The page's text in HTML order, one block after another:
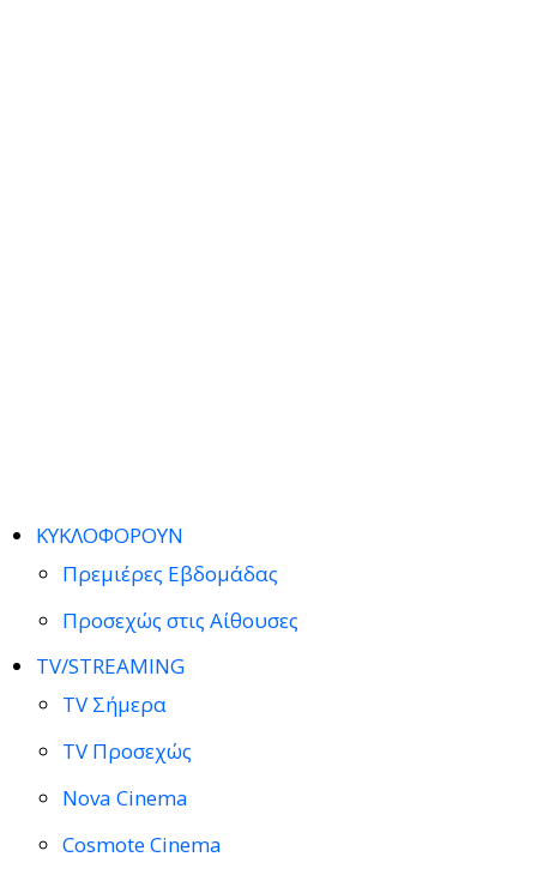
ΚΥΚΛΟΦΟΡΟΥΝ
Πρεμιέρες Εβδομάδας
Προσεχώς στις Αίθουσες
TV/STREAMING
TV Σήμερα
TV Προσεχώς
Nova Cinema
Cosmote Cinema